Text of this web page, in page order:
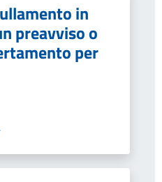
in
preavviso o
per